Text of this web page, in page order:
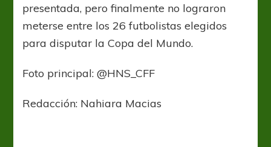
presentada, pero finalmente no lograron
meterse entre los 26 futbolistas elegidos
para disputar la Copa del Mundo.
Foto principal: @HNS_CFF
Redacción: Nahiara Macias